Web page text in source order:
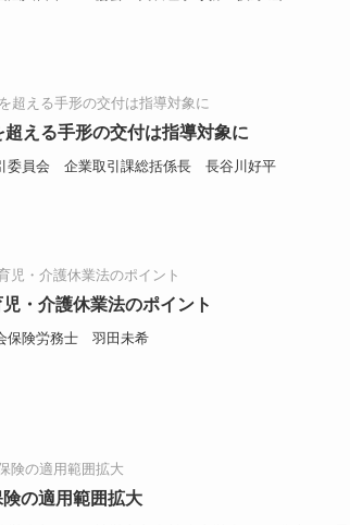
超える手形の交付は指導対象に
委員会 企業取引課総括係長 長谷川好平
・介護休業法のポイント
保険労務士 羽田未希
の適用範囲拡大